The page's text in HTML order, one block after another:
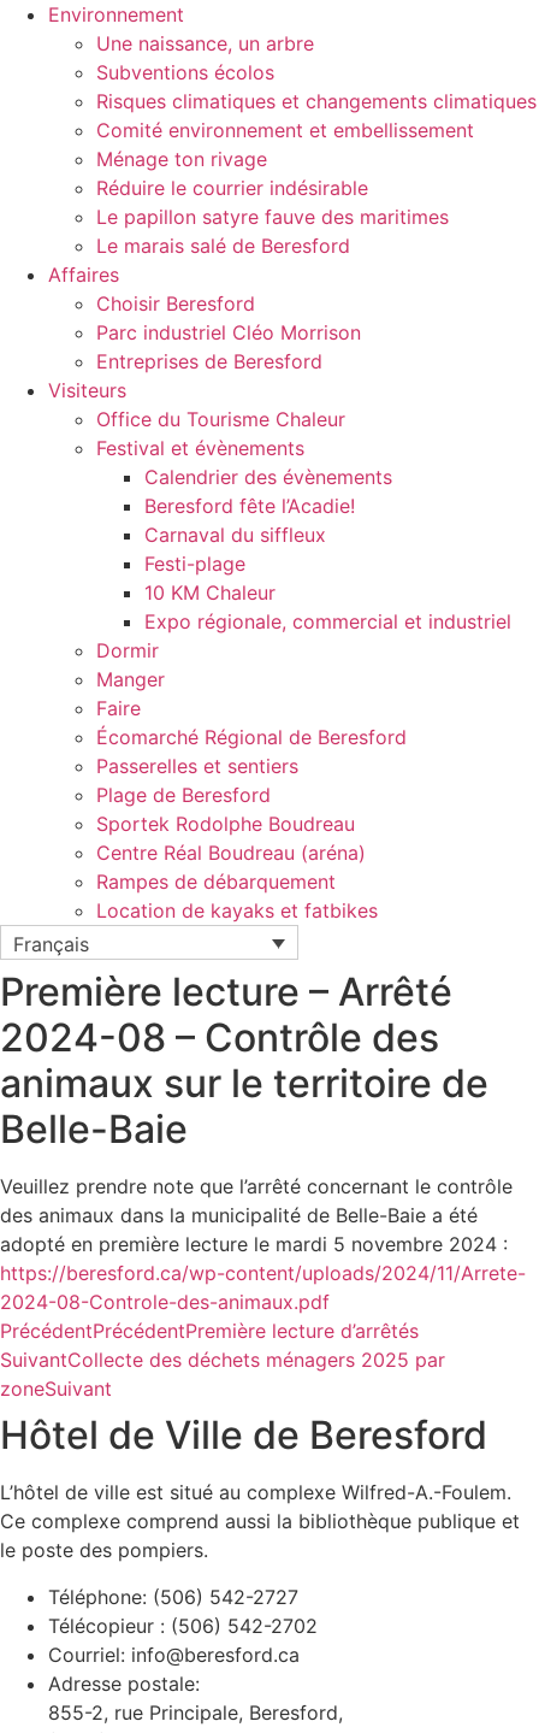
Environnement
Une naissance, un arbre
Subventions écolos
Risques climatiques et changements climatiques
Comité environnement et embellissement
Ménage ton rivage
Réduire le courrier indésirable
Le papillon satyre fauve des maritimes
Le marais salé de Beresford
Affaires
Choisir Beresford
Parc industriel Cléo Morrison
Entreprises de Beresford
Visiteurs
Office du Tourisme Chaleur
Festival et évènements
Calendrier des évènements
Beresford fête l’Acadie!
Carnaval du siffleux
Festi-plage
10 KM Chaleur
Expo régionale, commercial et industriel
Dormir
Manger
Faire
Écomarché Régional de Beresford
Passerelles et sentiers
Plage de Beresford
Sportek Rodolphe Boudreau
Centre Réal Boudreau (aréna)
Rampes de débarquement
Location de kayaks et fatbikes
Français
Première lecture – Arrêté
2024-08 – Contrôle des
animaux sur le territoire de
Belle-Baie
Veuillez prendre note que l’arrêté concernant le contrôle
des animaux dans la municipalité de Belle-Baie a été
adopté en première lecture le mardi 5 novembre 2024 :
https://beresford.ca/wp-content/uploads/2024/11/Arrete-
2024-08-Controle-des-animaux.pdf
PrécédentPrécédentPremière lecture d’arrêtés
SuivantCollecte des déchets ménagers 2025 par
zoneSuivant
Hôtel de Ville de Beresford
L’hôtel de ville est situé au complexe Wilfred-A.-Foulem.
Ce complexe comprend aussi la bibliothèque publique et
le poste des pompiers.
Téléphone: (506) 542-2727
Télécopieur : (506) 542-2702
Courriel: info@beresford.ca
Adresse postale:
855-2, rue Principale, Beresford,